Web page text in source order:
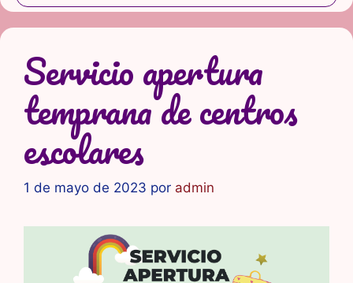
Servicio apertura
temprana de centros
escolares
1 de mayo de 2023 por admin